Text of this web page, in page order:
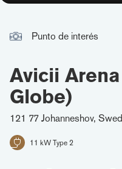
Punto de interés
Avicii
Globe)
121 77 Johanneshov,
11 kW Type 2